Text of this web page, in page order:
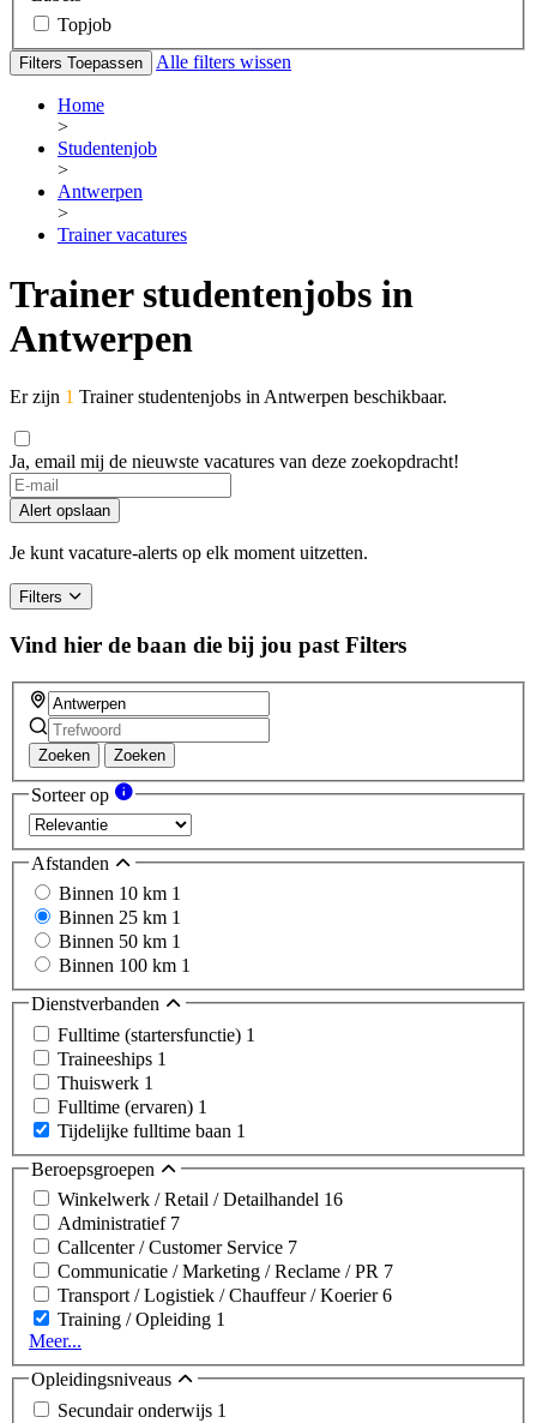
Topjob
Filters Toepassen Alle filters wissen
Home
>
Studentenjob
>
Antwerpen
>
Trainer vacatures
Trainer studentenjobs in
Antwerpen
Er zijn 1 Trainer studentenjobs in Antwerpen beschikbaar.
Ja, email mij de nieuwste vacatures van deze zoekopdracht!
Alert opslaan
Je kunt vacature-alerts op elk moment uitzetten.
Filters
Vind hier de baan die bij jou past Filters
Zoeken Zoeken
Sorteer op
Afstanden
Binnen 10 km 1
Binnen 25 km 1
Binnen 50 km 1
Binnen 100 km 1
Dienstverbanden
Fulltime (startersfunctie) 1
Traineeships 1
Thuiswerk 1
Fulltime (ervaren) 1
Tijdelijke fulltime baan 1
Beroepsgroepen
Winkelwerk / Retail / Detailhandel 16
Administratief 7
Callcenter / Customer Service 7
Communicatie / Marketing / Reclame / PR 7
Transport / Logistiek / Chauffeur / Koerier6
Training / Opleiding 1
Meer...
Opleidingsniveaus
Secundair onderwijs 1